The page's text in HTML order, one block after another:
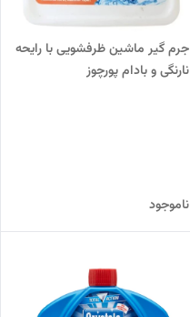
جرم گیر ماشین ظرفشویی با رایحه
نارنگی و بادام پورچوز
ناموجود